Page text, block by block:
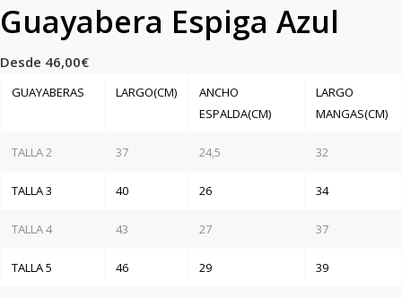
Guayabera Espiga Azul
Desde 46,00€
GUAYABERAS LARGO(CM)
ANCHO
ESPALDA(CM)
LARGO
MANGAS(CM)
TALLA 2 37 24,5 32
TALLA 3 40 26 34
TALLA 4 43 27 37
TALLA 5 46 29 39